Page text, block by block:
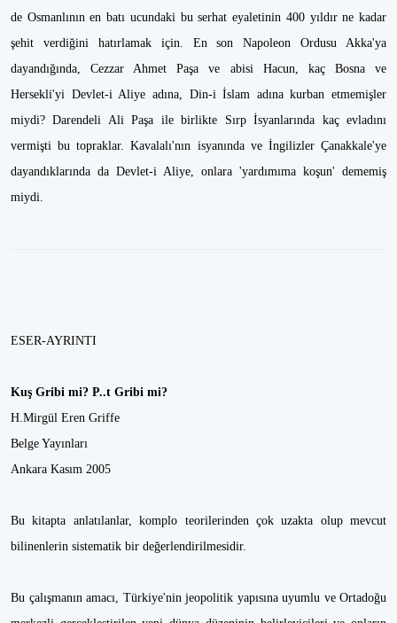
de Osmanlının en batı ucundaki bu serhat eyaletinin 400 yıldır ne kadar
şehit verdiğini hatırlamak için. En son Napoleon Ordusu Akka'ya
dayandığında, Cezzar Ahmet Paşa ve abisi Hacun, kaç Bosna ve
Hersekli'yi Devlet-i Aliye adına, Din-i İslam adına kurban etmemişler
miydi? Darendeli Ali Paşa ile birlikte Sırp İsyanlarında kaç evladını
vermişti bu topraklar. Kavalalı'nın isyanında ve İngilizler Çanakkale'ye
dayandıklarında da Devlet-i Aliye, onlara 'yardımıma koşun' dememiş
miydi.
ESER-AYRINTI
Kuş Gribi mi? P..t Gribi mi?
H.Mirgül Eren Griffe
Belge Yayınları
Ankara Kasım 2005
Bu kitapta anlatılanlar, komplo teorilerinden çok uzakta olup mevcut
bilinenlerin sistematik bir değerlendirilmesidir.
Bu çalışmanın amacı, Türkiye'nin jeopolitik yapısına uyumlu ve Ortadoğu